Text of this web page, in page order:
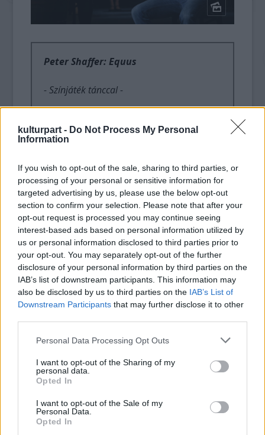
kulturpart - Do Not Process My Personal
Information
If you wish to opt-out of the sale, sharing to third parties, or
processing of your personal or sensitive information for
targeted advertising by us, please use the below opt-out
section to confirm your selection. Please note that after your
opt-out request is processed you may continue seeing
interest-based ads based on personal information utilized by
us or personal information disclosed to third parties prior to
your opt-out. You may separately opt-out of the further
disclosure of your personal information by third parties on the
IAB’s list of downstream participants. This information may
also be disclosed by us to third parties on the IAB’s List of
Downstream Participants that may further disclose it to other
Please note that this website/app uses one or more Google
not limited to your visit or usage behaviour. You may click to
grant or deny consent to Google and its third-party tags to
use your data for below specified purposes in below Google
consent section.
Personal Data Processing Opt Outs
I want to opt-out of the Sharing of my
personal data.
Opted In
I want to opt-out of the Sale of my
Personal Data.
Opted In
Peter Shaffer: Equus
- Színjáték tánccal -
A színdarab Magyarországon
Ügynökség
közvetítésével kerül színre
Szereplők:
MARTIN, pszichiáter - Blaskó Péter
ALEN - Szelle Dávid
FERENC, az apja, ISTÁLLÓTULAJDONOS -
DÓRA, az anyja - Oravecz Edit
ESZTER, bírónő - Pap Lívia
JULI - Telegdi Kamilla
KÓRUS - Farkas-Csányi Attila, Punk